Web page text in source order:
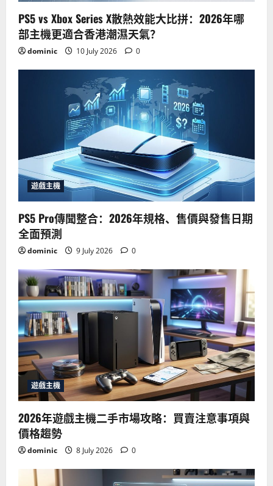
PS5 vs Xbox Series X散熱效能大比拼：2026年哪
部主機更適合香港潮濕天氣？
dominic 10 July 2026 0
遊戲主機
PS5 Pro傳聞整合：2026年規格、售價與發售日期
全面預測
dominic 9 July 2026 0
遊戲主機
2026年遊戲主機二手市場攻略：買賣注意事項與
價格趨勢
dominic 8 July 2026 0